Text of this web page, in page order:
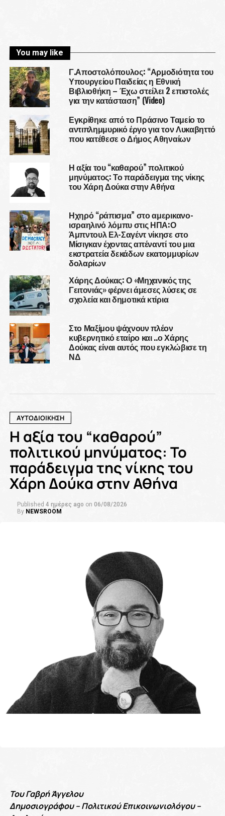
You may like
Γ.Αποστολόπουλος: “Αρμοδιότητα του
Υπουργείου Παιδείας η Εθνική
Βιβλιοθήκη – Έχω στείλει 2 επιστολές
για την κατάσταση” (Video)
Εγκρίθηκε από το Πράσινο Ταμείο το
αντιπλημμυρικό έργο για τον Λυκαβηττό
που κατέθεσε ο Δήμος Αθηναίων
Η αξία του “καθαρού” πολιτικού
μηνύματος: Το παράδειγμα της νίκης
του Χάρη Δούκα στην Αθήνα
Ηχηρό “ράπισμα” στο αμερικανο-
ισραηλινό λόμπυ στις ΗΠΑ:Ο
Άμπντουλ Ελ-Σαγέντ νίκησε στο
Μίσιγκαν έχοντας απέναντί του μια
εκστρατεία δεκάδων εκατομμυρίων
δολαρίων
Χάρης Δούκας: Ο «Μηχανικός της
Γειτονιάς» φέρνει άμεσες λύσεις σε
σχολεία και δημοτικά κτίρια
Στο Μαξίμου ψάχνουν πλέον
κυβερνητικό εταίρο και ..ο Χάρης
Δούκας είναι αυτός που εγκλώβισε τη
ΝΔ
ΑΥΤΟΔΙΟΙΚΗΣΗ
Η αξία του “καθαρού”
πολιτικού μηνύματος: Το
παράδειγμα της νίκης του
Χάρη Δούκα στην Αθήνα
Published 4 ημέρες ago on 06/08/2026
By NEWSROOM
Του Γαβρή Άγγελου
Δημοσιογράφου – Πολιτικού Επικοινωνιολόγου –